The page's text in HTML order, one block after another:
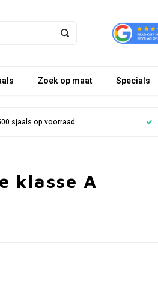
Zoek op maat Specials
sjaals op voorraad
klasse A